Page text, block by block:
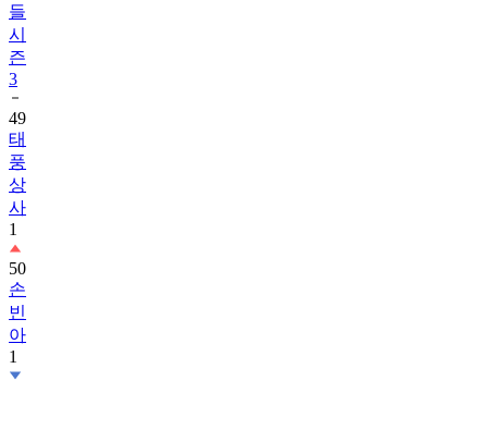
들
시
즌
3
49
태
풍
상
사
1
50
손
빈
아
1